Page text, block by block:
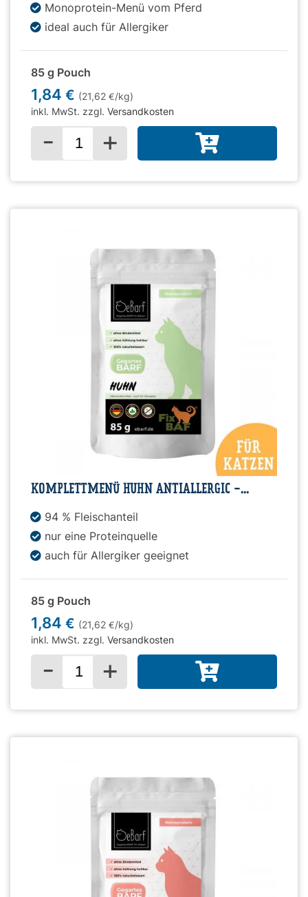
Monoprotein-Menü vom Pferd
ideal auch für Allergiker
85 g Pouch
1,84 € (21,62 €/kg)
inkl. MwSt. zzgl. Versandkosten
- +
KOMPLETTMENÜ HUHN ANTIALLERGIC -...
94 % Fleischanteil
nur eine Proteinquelle
auch für Allergiker geeignet
85 g Pouch
1,84 € (21,62 €/kg)
inkl. MwSt. zzgl. Versandkosten
- +